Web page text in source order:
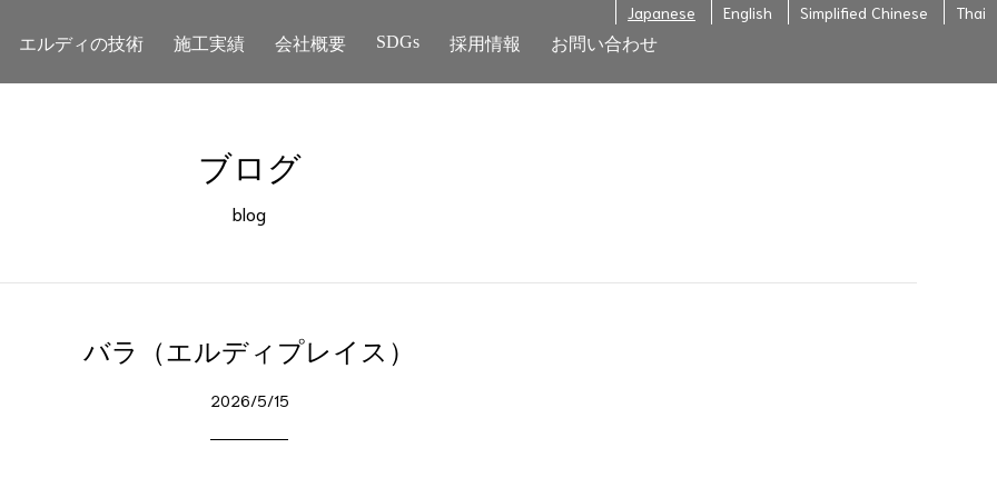
エルディの技術 施工実績 会社概要 SDGs 採用情報 お問い合わせ
Japanese English Simplified Chinese Thai
ブログ
blog
バラ（エルディプレイス）
2026/5/15